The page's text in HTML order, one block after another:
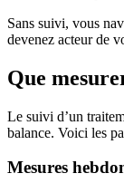
Sans suivi, vous
devenez acteur de
Que
Le suivi d’un
balance. Voici les
Mesures